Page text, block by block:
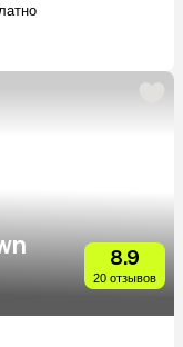
8.9
20 отзывов